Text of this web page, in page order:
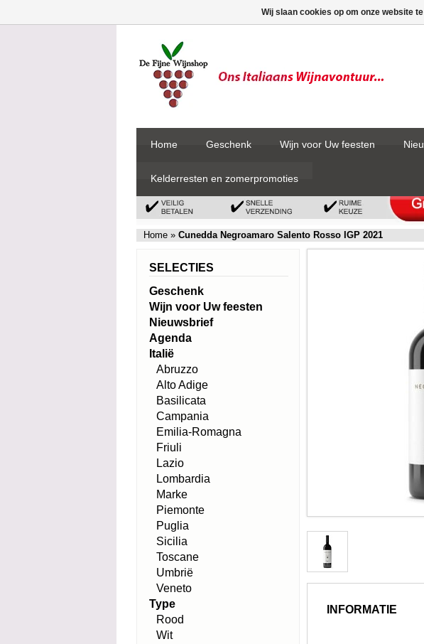
Home Geschenk Wijn voor Uw feesten
Kelderresten en zomerpromoties
Home » Cunedda Negroamaro Salento Rosso IGP 2021
INFORMATIE
SELECTIES
Geschenk
Wijn voor Uw feesten
Nieuwsbrief
Agenda
Italië
Abruzzo
Alto Adige
Basilicata
Campania
Emilia-Romagna
Friuli
Lazio
Lombardia
Marke
Piemonte
Puglia
Sicilia
Toscane
Umbrië
Veneto
Type
Rood
Wit
Wij slaan cookies op om onze website